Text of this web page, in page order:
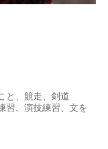
と、競走、剣道
習、演技練習、文を